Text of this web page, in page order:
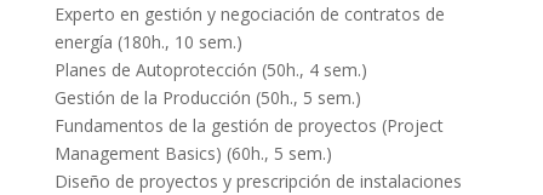
Experto en gestión y negociación de contratos de
energía (180h., 10 sem.)
Planes de Autoprotección (50h., 4 sem.)
Gestión de la Producción (50h., 5 sem.)
Fundamentos de la gestión de proyectos (Project
Management Basics) (60h., 5 sem.)
Diseño de proyectos y prescripción de instalaciones